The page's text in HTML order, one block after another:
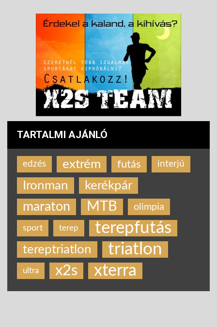
TARTALMI AJÁNLÓ
edzés extrém futás interjú
Ironman kerékpár
maraton MTB olimpia
sport terep terepfutás
tereptriatlon triatlon
ultra x2s xterra